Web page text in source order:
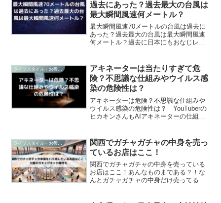
過去にあった？過去最大の台風は
最大瞬間風速何メートル？
最大瞬間風速70メートルの台風は過去に
あった？過去最大の台風は最大瞬間風速
何メートル？過去に日本にもおなじレベ
ライフスタイル・お役立ち
アキネーターは当たりすぎて危
険？不思議な仕組みやウイルス感
染の危険性は？
アキネーターは危険？不思議な仕組みや
ウイルス感染の危険性は？ YouTuberの
ヒカキンさんもAIアキネーターの仕組み
関西でガチャガチャの中身を売っ
ているお店はここ！
関西でガチャガチャの中身を売っている
お店はここ！あんなものまである？！な
んとガチャガチャの中身だけ売ってるネ